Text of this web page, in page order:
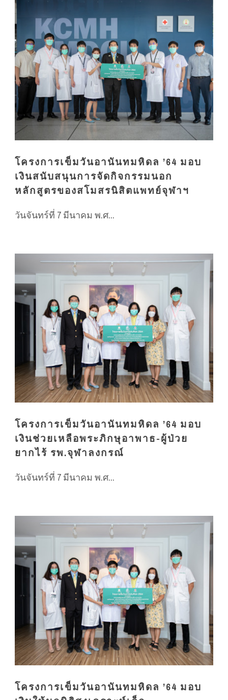
โครงการเข็มวันอานันทมหิดล ’64 มอบ
เงินสนับสนุนการจัดกิจกรรมนอก
หลักสูตรของสโมสรนิสิตแพทย์จุฬาฯ
วันจันทร์ที่ 7 มีนาคม พ.ศ...
โครงการเข็มวันอานันทมหิดล ’64 มอบ
เงินช่วยเหลือพระภิกษุอาพาธ-ผู้ป่วย
ยากไร้ รพ.จุฬาลงกรณ์
วันจันทร์ที่ 7 มีนาคม พ.ศ...
โครงการเข็มวันอานันทมหิดล ’64 มอบ